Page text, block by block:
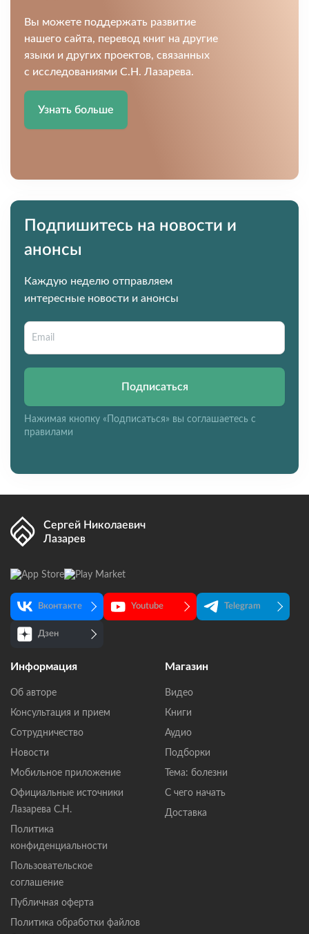
Вы можете поддержать развитие
нашего сайта, перевод книг на другие
языки и других проектов, связанных
с исследованиями С.Н. Лазарева.
Узнать больше
Подпишитесь на новости и
анонсы
Каждую неделю отправляем
интересные новости и анонсы
Подписаться
Нажимая кнопку «Подписаться» вы соглашаетесь с
правилами
Сергей Николаевич
Лазарев
Вконтакте Youtube Telegram
Дзен
Информация
Об авторе
Консультация и прием
Сотрудничество
Новости
Мобильное приложение
Официальные источники
Лазарева С.Н.
Политика
конфиденциальности
Пользовательское
соглашение
Публичная оферта
Политика обработки файлов
Магазин
Видео
Книги
Аудио
Подборки
Тема: болезни
С чего начать
Доставка